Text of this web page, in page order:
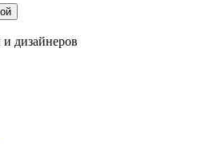
и дизайнеров